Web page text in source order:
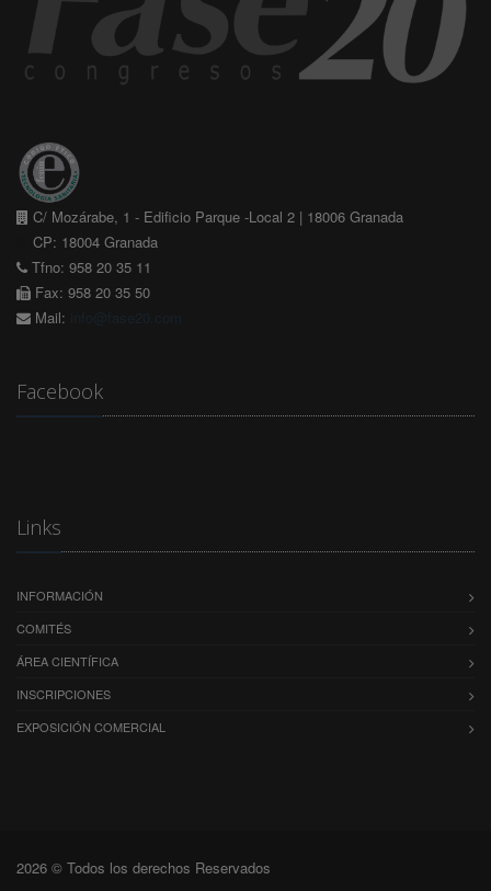
C/ Mozárabe, 1 - Edificio Parque -Local 2 | 18006 Granada
CP: 18004 Granada
Tfno: 958 20 35 11
Fax: 958 20 35 50
Mail:
info@fase20.com
Facebook
Links
INFORMACIÓN
COMITÉS
ÁREA CIENTÍFICA
INSCRIPCIONES
EXPOSICIÓN COMERCIAL
2026 © Todos los derechos Reservados